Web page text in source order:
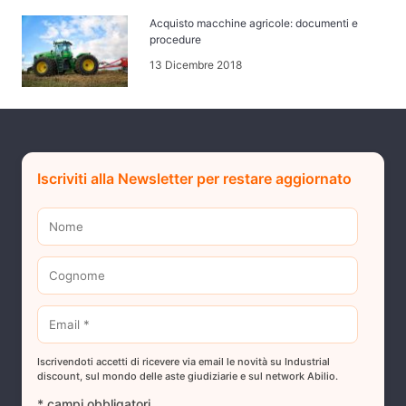
Acquisto macchine agricole: documenti e
procedure
13 Dicembre 2018
Iscriviti alla Newsletter per restare aggiornato
Iscrivendoti accetti di ricevere via email le novità su Industrial
discount, sul mondo delle aste giudiziarie e sul network Abilio.